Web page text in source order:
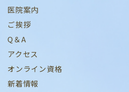
医院案内
ご挨拶
Q＆A
アクセス
オンライン資格
新着情報